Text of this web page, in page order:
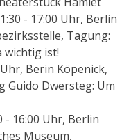
- 17:00 Uhr, Berlin
Tagung:
wichtig ist!
Berin Köpenick,
Guido Dwersteg: Um
- 16:00 Uhr, Berlin
Museum,